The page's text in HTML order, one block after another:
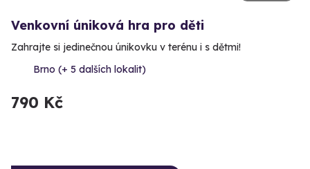
Venkovní úniková hra pro děti
Zahrajte si jedinečnou únikovku v terénu i s dětmi!
Brno (+ 5 dalších lokalit)
790 Kč